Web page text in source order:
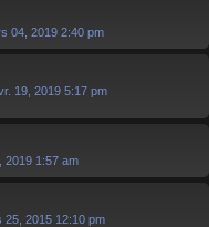
04, 2019 2:40 pm
19, 2019 5:17 pm
2019 1:57 am
25, 2015 12:10 pm